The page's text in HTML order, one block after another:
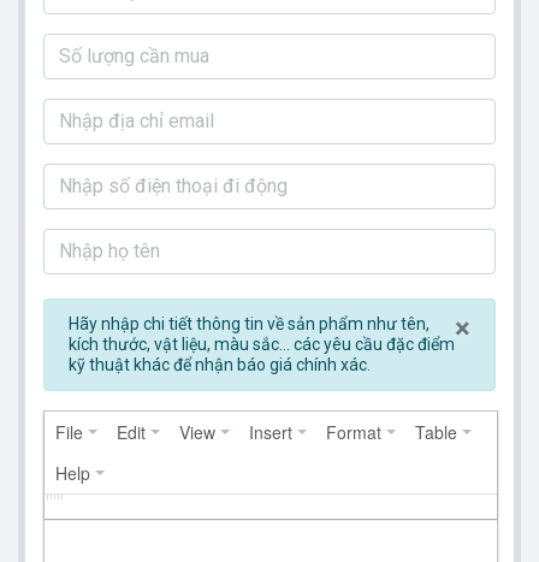
×
Hãy nhập chi tiết thông tin về sản phẩm như tên,
kích thước, vật liệu, màu sắc... các yêu cầu đặc điểm
kỹ thuật khác để nhận báo giá chính xác.
File Edit View Insert Format
Table
Help